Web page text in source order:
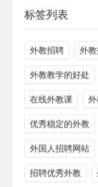
标签列表
外教招聘 外
外教教学的好处
在线外教课
优秀稳定的外教
外国人招聘网站
招聘优秀外教